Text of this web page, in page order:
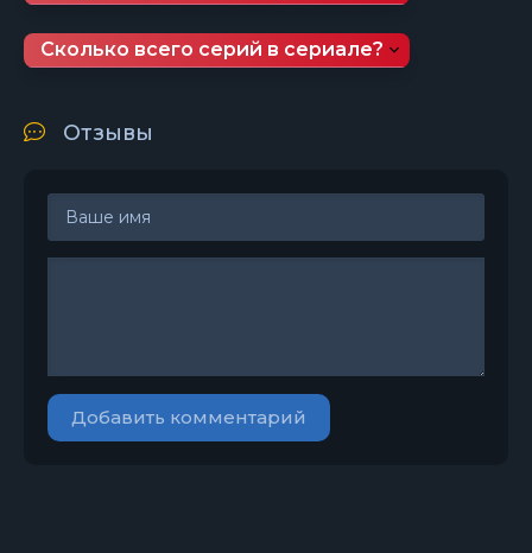
Сколько всего серий в сериале?
Отзывы
Добавить комментарий